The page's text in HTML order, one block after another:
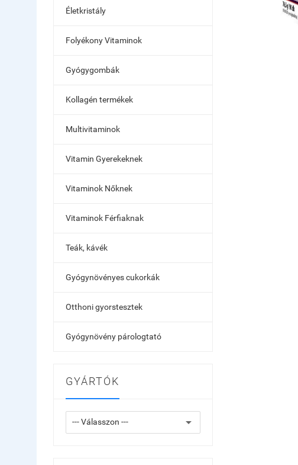
Életkristály
Folyékony Vitaminok
Gyógygombák
Kollagén termékek
Multivitaminok
Vitamin Gyerekeknek
Vitaminok Nőknek
Vitaminok Férfiaknak
Teák, kávék
Gyógynövényes cukorkák
Otthoni gyorstesztek
Gyógynövény párologtató
GYÁRTÓK